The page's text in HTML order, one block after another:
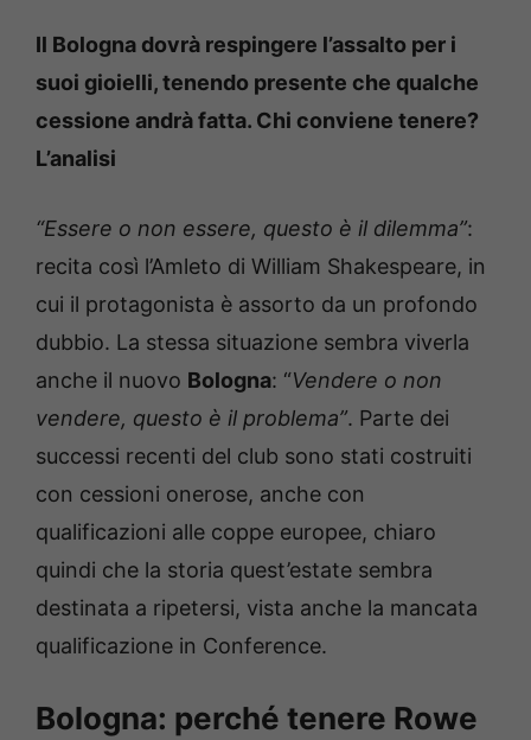
Il Bologna dovrà respingere l’assalto per i
suoi gioielli, tenendo presente che qualche
cessione andrà fatta. Chi conviene tenere?
L’analisi
“Essere o non essere, questo è il dilemma”:
recita così l’Amleto di William Shakespeare, in
cui il protagonista è assorto da un profondo
dubbio. La stessa situazione sembra viverla
anche il nuovo Bologna: “Vendere o non
vendere, questo è il problema”. Parte dei
successi recenti del club sono stati costruiti
con cessioni onerose, anche con
qualificazioni alle coppe europee, chiaro
quindi che la storia quest’estate sembra
destinata a ripetersi, vista anche la mancata
qualificazione in Conference.
Bologna: perché tenere Rowe